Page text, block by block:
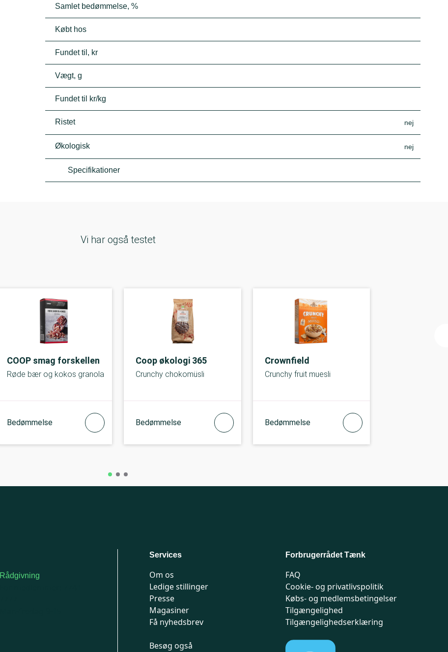
Samlet bedømmelse, %
Købt hos
Fundet til, kr
Vægt, g
Fundet til kr/kg
Ristet nej
Økologisk nej
Specifikationer
Vi har også testet
COOP smag forskellen
Røde bær og kokos granola
Bedømmelse
Coop økologi 365
Crunchy chokomüsli
Bedømmelse
Crownfield
Crunchy fruit muesli
Bedømmelse
Rådgivning
Services
Om os
Ledige stillinger
Presse
Magasiner
Få nyhedsbrev
Besøg også
Forbrugerrådet Tænk
FAQ
Cookie- og privatlivspolitik
Købs- og medlemsbetingelser
Tilgængelighed
Tilgængelighedserklæring